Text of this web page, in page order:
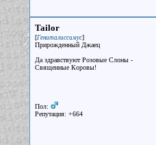
Tailor
[Гениталиссимус]
Прирожденный Джаец
Да здравствуют Розовые Слоны -
Священные Коровы!
Пол:
Репутация: +664